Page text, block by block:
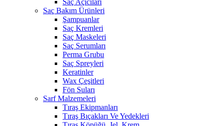
Saç Bakım Ürünleri
Şampuanlar
Saç Kremleri
Saç Maskeleri
Saç Serumları
Perma Grubu
Saç Spreyleri
Keratinler
Wax Çeşitleri
Fön Suları
Sarf Malzemeleri
Tıraş Ekipmanları
Tıraş Bıçakları Ve Yedekleri